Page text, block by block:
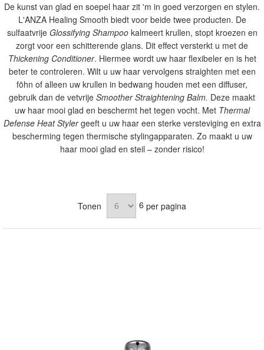
De kunst van glad en soepel haar zit 'm in goed verzorgen en stylen.
L'ANZA Healing Smooth biedt voor beide twee producten. De
sulfaatvrije Glossifying Shampookalmeert krullen, stopt kroezen en
zorgt voor een schitterende glans. Dit effect versterkt u met de
Thickening Conditioner. Hiermee wordt uw haar flexibeler en is het
beter te controleren. Wilt u uw haar vervolgens straighten met een
föhn of alleen uw krullen in bedwang houden met een diffuser,
gebruik dan de vetvrije Smoother Straightening Balm. Deze maakt
uw haar mooi glad en beschermt het tegen vocht. Met Thermal
Defense Heat Stylergeeft u uw haar een sterke versteviging en extra
bescherming tegen thermische stylingapparaten. Zo maakt u uw
haar mooi glad en steil – zonder risico!
Tonen 6 per pagina